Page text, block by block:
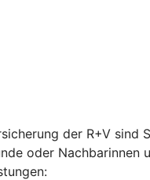
der R+V sind
oder